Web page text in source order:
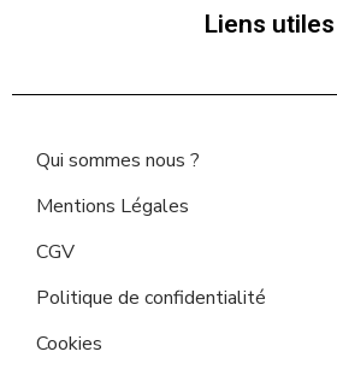
Liens utiles
Qui sommes nous ?
Mentions Légales
CGV
Politique de confidentialité
Cookies